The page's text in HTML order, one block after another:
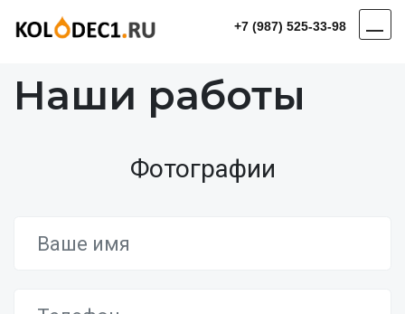
+7 (987) 525-33-98
Наши работы
Фотографии